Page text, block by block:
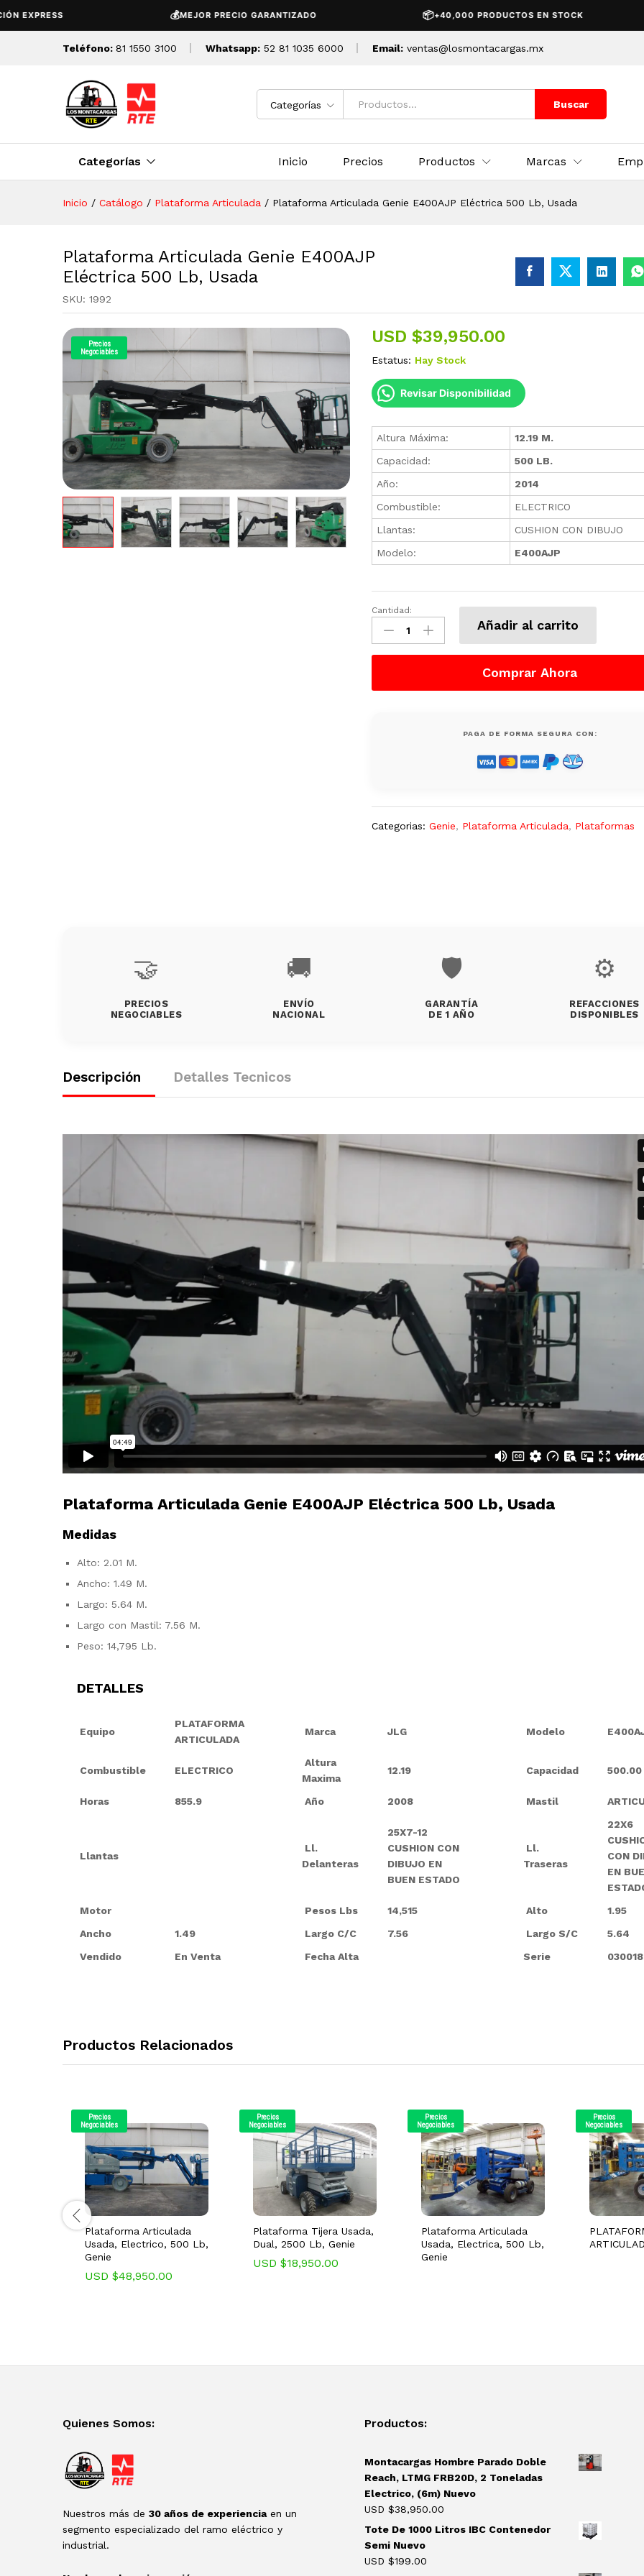
MEJOR PRECIO GARANTIZADO +40,000 PRODUCTOS EN STOCK
Teléfono: 81 1550 3100 Whatsapp: 52 81 1035 6000 Email: ventas@losmontacargas.mx
Categorías Buscar
Categorías Inicio Precios Productos Marcas
Inicio / Catálogo / Plataforma Articulada / Plataforma Articulada Genie E400AJP Eléctrica 500 Lb, Usada
Plataforma Articulada Genie E400AJP
Eléctrica 500 Lb, Usada
SKU: 1992
Precios
Negociables
USD $39,950.00
Estatus: Hay Stock
Revisar Disponibilidad
Altura Máxima:
12.19 M.
Capacidad:
500 LB.
Año:
2014
Combustible:
ELECTRICO
Llantas:
CUSHION CON DIBUJO
Modelo:
E400AJP
Plataforma
Articulada
Genie
500
Cantidad:
Añadir al carrito
Comprar Ahora
PAGA DE FORMA SEGURA CON:
Categorias:Genie, Plataforma Articulada, Plataformas
🤝
PRECIOS
NEGOCIABLES
🚚
ENVÍO
NACIONAL
🛡️
GARANTÍA
DE 1 AÑO
⚙️
REFACCIONES
DISPONIBLES
Descripción Detalles Tecnicos
Plataforma Articulada Genie E400AJP Eléctrica 500 Lb, Usada
Medidas
Alto: 2.01 M.
Ancho: 1.49 M.
Largo: 5.64 M.
Largo con Mastil: 7.56 M.
Peso: 14,795 Lb.
DETALLES
Equipo
PLATAFORMA
ARTICULADA
Marca JLG Modelo
Combustible ELECTRICO
Altura
Maxima
12.19 Capacidad 500.00
Horas 855.9 Año 2008 Mastil
Llantas
Ll.
Delanteras
25X7-12
CUSHION CON
DIBUJO EN
BUEN ESTADO
Ll.
Traseras
22X6
CON
EN
Motor
Pesos Lbs 14,515 Alto
1.95
Ancho
1.49 Largo C/C 7.56 Largo S/C
5.64
Vendido
En Venta Fecha Alta Serie
Productos Relacionados
Precios
Negociables
Plataforma Articulada
Usada, Electrico, 500 Lb,
Genie
USD $48,950.00
Precios
Negociables
Plataforma Tijera Usada,
Dual, 2500 Lb, Genie
USD $18,950.00
Precios
Negociables
Plataforma Articulada
Usada, Electrica, 500 Lb,
Genie
Precios
Negociables
Quienes Somos:
Nuestros más de 30 años de experienciaen un
segmento especializado del ramo eléctrico y
industrial.
Productos:
Montacargas Hombre Parado Doble
Reach, LTMG FRB20D, 2 Toneladas
Electrico, (6m) Nuevo
USD $38,950.00
Tote De 1000 Litros IBC Contenedor
Semi Nuevo
USD $199.00
Descripción Detalles Tecnicos